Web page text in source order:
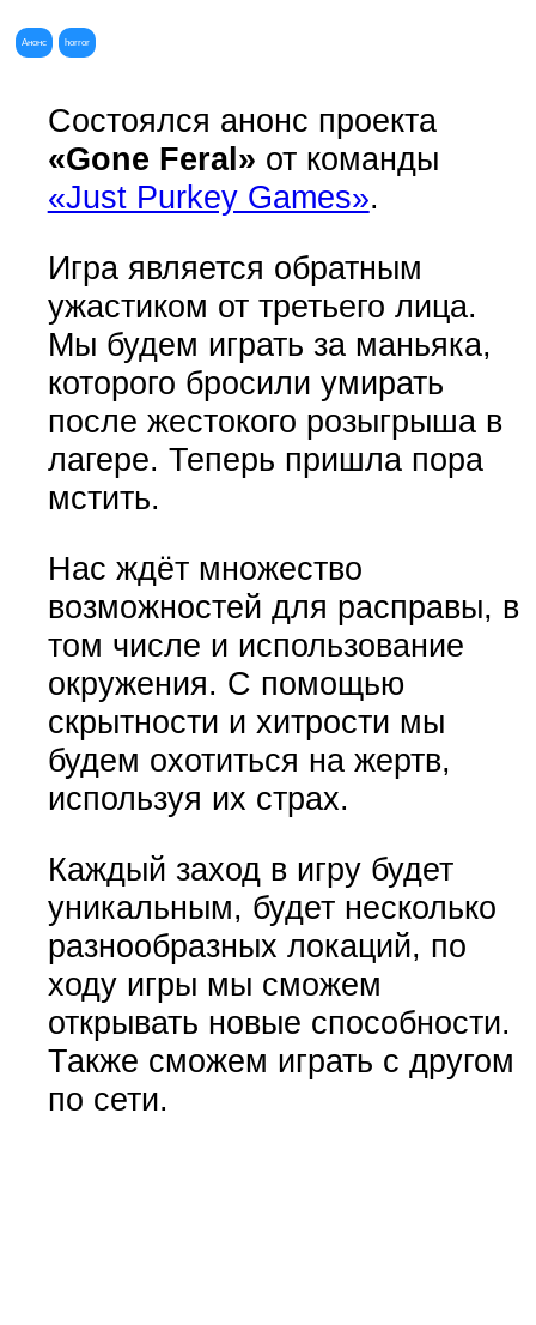
Анонс horror
Состоялся анонс проекта
«Gone Feral» от команды
«Just Purkey Games».
Игра является обратным
ужастиком от третьего лица.
Мы будем играть за маньяка,
которого бросили умирать
после жестокого розыгрыша в
лагере. Теперь пришла пора
мстить.
Нас ждёт множество
возможностей для расправы, в
том числе и использование
окружения. С помощью
скрытности и хитрости мы
будем охотиться на жертв,
используя их страх.
Каждый заход в игру будет
уникальным, будет несколько
разнообразных локаций, по
ходу игры мы сможем
открывать новые способности.
Также сможем играть с другом
по сети.